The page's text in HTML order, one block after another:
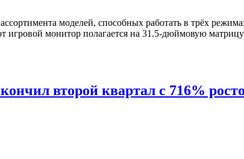
моделей, способных работать в трёх
монитор полагается на 31.5-дюймовую матрицу
второй квартал с 716%